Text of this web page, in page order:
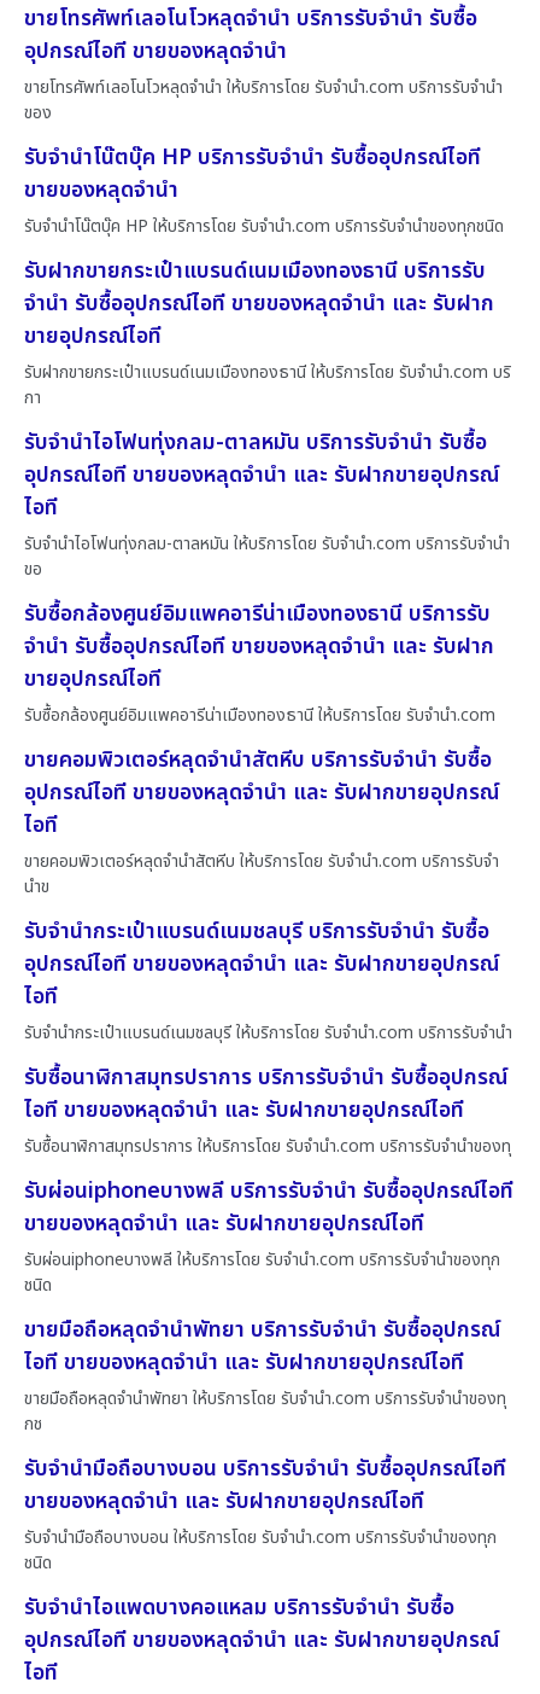
ขายโทรศัพท์เลอโนโวหลุดจำนำ บริการรับจำนำ รับซื้อ
อุปกรณ์ไอที ขายของหลุดจำนำ
ขายโทรศัพท์เลอโนโวหลุดจำนำ ให้บริการโดย รับจํานํา.com บริการรับจำนำ
ของ
รับจำนำโน๊ตบุ๊ค HP บริการรับจำนำ รับซื้ออุปกรณ์ไอที
ขายของหลุดจำนำ
รับจำนำโน๊ตบุ๊ค HP ให้บริการโดย รับจํานํา.com บริการรับจำนำของทุกชนิด
รับฝากขายกระเป๋าแบรนด์เนมเมืองทองธานี บริการรับ
จำนำ รับซื้ออุปกรณ์ไอที ขายของหลุดจำนำ และ รับฝาก
ขายอุปกรณ์ไอที
รับฝากขายกระเป๋าแบรนด์เนมเมืองทองธานี ให้บริการโดย รับจํานํา.com บริ
กา
รับจำนำไอโฟนทุ่งกลม-ตาลหมัน บริการรับจำนำ รับซื้อ
อุปกรณ์ไอที ขายของหลุดจำนำ และ รับฝากขายอุปกรณ์
ไอที
รับจำนำไอโฟนทุ่งกลม-ตาลหมัน ให้บริการโดย รับจํานํา.com บริการรับจำนำ
ขอ
รับซื้อกล้องศูนย์อิมแพคอารีน่าเมืองทองธานี บริการรับ
จำนำ รับซื้ออุปกรณ์ไอที ขายของหลุดจำนำ และ รับฝาก
ขายอุปกรณ์ไอที
รับซื้อกล้องศูนย์อิมแพคอารีน่าเมืองทองธานี ให้บริการโดย รับจํานํา.com
ขายคอมพิวเตอร์หลุดจำนำสัตหีบ บริการรับจำนำ รับซื้อ
อุปกรณ์ไอที ขายของหลุดจำนำ และ รับฝากขายอุปกรณ์
ไอที
ขายคอมพิวเตอร์หลุดจำนำสัตหีบ ให้บริการโดย รับจํานํา.com บริการรับจำ
นำข
รับจำนำกระเป๋าแบรนด์เนมชลบุรี บริการรับจำนำ รับซื้อ
อุปกรณ์ไอที ขายของหลุดจำนำ และ รับฝากขายอุปกรณ์
ไอที
รับจำนำกระเป๋าแบรนด์เนมชลบุรี ให้บริการโดย รับจํานํา.com บริการรับจำนำ
รับซื้อนาฬิกาสมุทรปราการ บริการรับจำนำ รับซื้ออุปกรณ์
ไอที ขายของหลุดจำนำ และ รับฝากขายอุปกรณ์ไอที
รับซื้อนาฬิกาสมุทรปราการ ให้บริการโดย รับจํานํา.com บริการรับจำนำของทุ
รับผ่อนiphoneบางพลี บริการรับจำนำ รับซื้ออุปกรณ์ไอที
ขายของหลุดจำนำ และ รับฝากขายอุปกรณ์ไอที
รับผ่อนiphoneบางพลี ให้บริการโดย รับจํานํา.com บริการรับจำนำของทุก
ชนิด
ขายมือถือหลุดจำนำพัทยา บริการรับจำนำ รับซื้ออุปกรณ์
ไอที ขายของหลุดจำนำ และ รับฝากขายอุปกรณ์ไอที
ขายมือถือหลุดจำนำพัทยา ให้บริการโดย รับจํานํา.com บริการรับจำนำของทุ
กช
รับจำนำมือถือบางบอน บริการรับจำนำ รับซื้ออุปกรณ์ไอที
ขายของหลุดจำนำ และ รับฝากขายอุปกรณ์ไอที
รับจำนำมือถือบางบอน ให้บริการโดย รับจํานํา.com บริการรับจำนำของทุก
ชนิด
รับจำนำไอแพดบางคอแหลม บริการรับจำนำ รับซื้อ
อุปกรณ์ไอที ขายของหลุดจำนำ และ รับฝากขายอุปกรณ์
ไอที